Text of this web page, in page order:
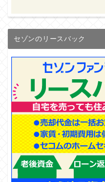
セゾンのリースバック